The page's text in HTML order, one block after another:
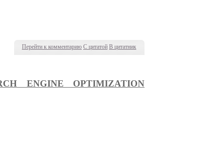
Перейти к комментарию С цитатой В цитатник
ENGINE OPTIMIZATION